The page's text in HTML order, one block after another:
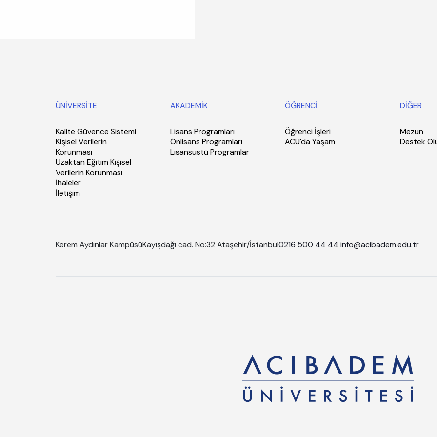
ÜNİVERSİTE
Kalite Güvence Sistemi
Kişisel Verilerin
Korunması
Uzaktan Eğitim Kişisel
Verilerin Korunması
İhaleler
İletişim
AKADEMİK
Lisans Programları
Önlisans Programları
Lisansüstü Programlar
ÖĞRENCİ
Öğrenci İşleri
ACU'da Yaşam
DİĞER
Mezun
Destek
Kerem Aydınlar KampüsüKayışdağı cad. No:32 Ataşehir/İstanbul0216 500 44 44 info@acibadem.edu.tr